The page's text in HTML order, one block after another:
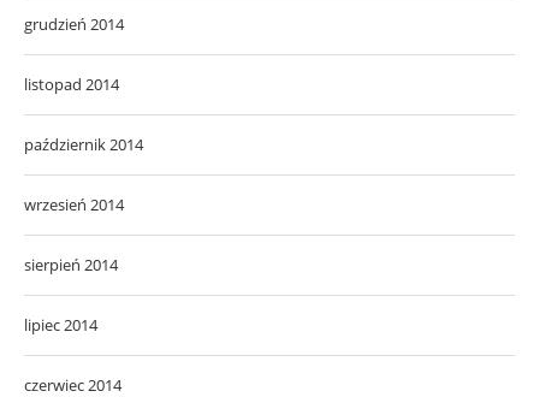
grudzień 2014
listopad 2014
październik 2014
wrzesień 2014
sierpień 2014
lipiec 2014
czerwiec 2014